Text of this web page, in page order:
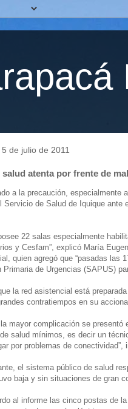
de julio de 2011
salud atenta por frente de
a la precaución, especialmente
Servicio de Salud de Iquique ante
22 salas especialmente
y Cesfam”, explicó María
quien agregó que “pasadas las
Primaria de Urgencias (SAPUS)
la red asistencial está
contratiempos en su
la mayor complicación se
salud mínimos, es decir un
por problemas de conectividad”,
el sistema público de salud
baja y sin situaciones de gran
al informe las cinco postas de